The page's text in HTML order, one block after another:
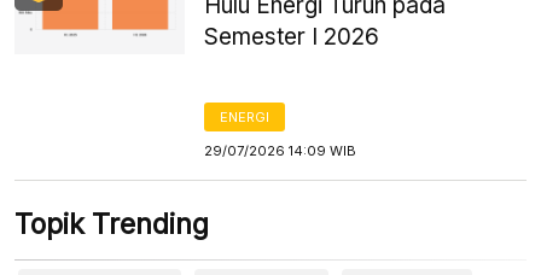
Semester I 2026
ENERGI
29/07/2026 14:09 WIB
Topik Trending